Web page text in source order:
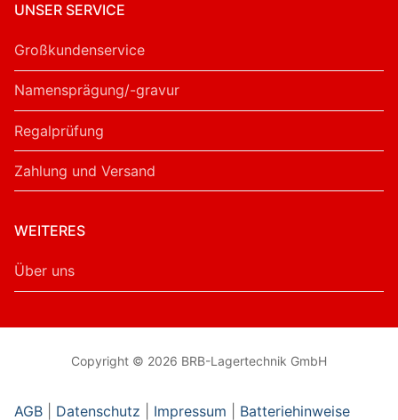
UNSER SERVICE
Großkundenservice
Namensprägung/-gravur
Regalprüfung
Zahlung und Versand
WEITERES
Über uns
Copyright © 2026 BRB-Lagertechnik GmbH
AGB Datenschutz Impressum Batteriehinweise